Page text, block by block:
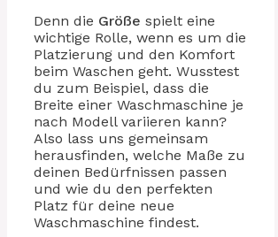
Denn die Größe spielt eine
wichtige Rolle, wenn es um die
Platzierung und den Komfort
beim Waschen geht. Wusstest
du zum Beispiel, dass die
Breite einer Waschmaschine je
nach Modell variieren kann?
Also lass uns gemeinsam
herausfinden, welche Maße zu
deinen Bedürfnissen passen
und wie du den perfekten
Platz für deine neue
Waschmaschine findest.